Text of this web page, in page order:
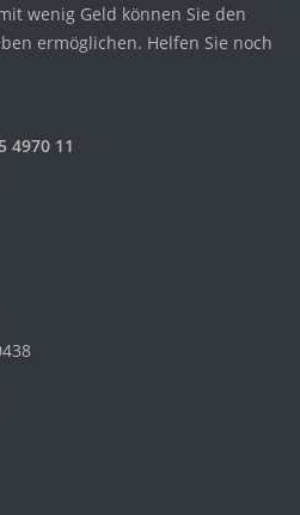
wenig Geld können Sie den
ermöglichen. Helfen Sie noch
4970 11